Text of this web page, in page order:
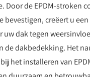
Door de EPDM-stroken
bevestigen, creëert u
uw dak tegen
de dakbedekking. Het
het installeren van